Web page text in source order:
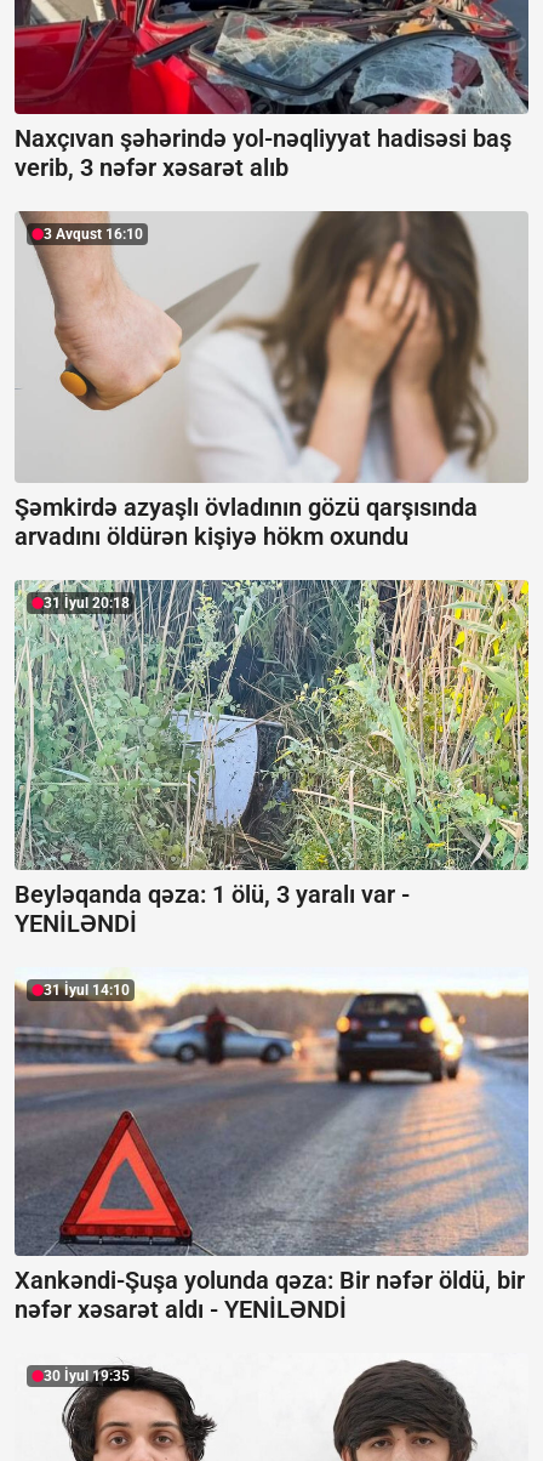
Naxçıvan şəhərində yol-nəqliyyat hadisəsi baş
verib, 3 nəfər xəsarət alıb
3 Avqust 16:10
Şəmkirdə azyaşlı övladının gözü qarşısında
arvadını öldürən kişiyə hökm oxundu
31 İyul 20:18
Beyləqanda qəza: 1 ölü, 3 yaralı var -
YENİLƏNDİ
31 İyul 14:10
Xankəndi-Şuşa yolunda qəza: Bir nəfər öldü, bir
nəfər xəsarət aldı - YENİLƏNDİ
30 İyul 19:35